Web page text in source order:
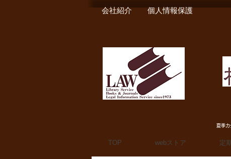
会社紹介 個人情報保護
夏季カ
TOP webストア 定